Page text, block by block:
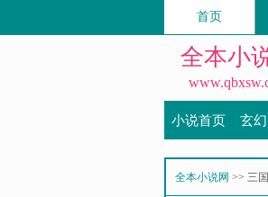
首页
全本小
小说首页 玄幻
全本小说网 >> 三